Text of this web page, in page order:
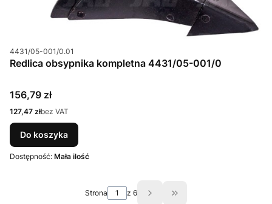
Kod produktu
4431/05-001/0.01
Redlica obsypnika kompletna 4431/05-001/0
Cena
156,79 zł
Cena
127,47 złbez VAT
Do koszyka
Dostępność: Mała ilość
Strona z 6 Przejdź do ostatniej